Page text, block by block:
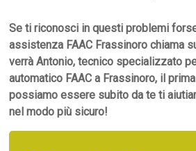
Se ti riconosci in questi problemi
assistenza FAAC Frassinoro chiama
verrà Antonio, tecnico specializzato
automatico FAAC a Frassinoro, il
possiamo essere subito da te ti
nel modo più sicuro!